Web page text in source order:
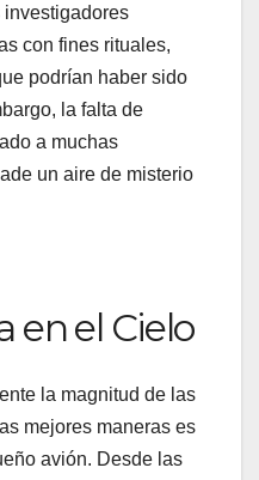
investigadores
con fines rituales,
podrían haber sido
la falta de
a muchas
un aire de misterio
en el Cielo
la magnitud de las
mejores maneras es
avión. Desde las